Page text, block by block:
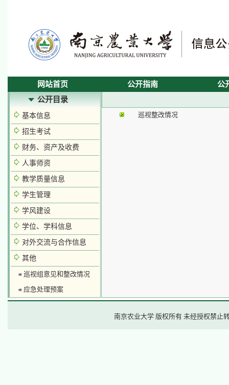
网站首页 公开指南
公
公开目录
基本信息
招生考试
财务、资产及收费
人事师资
教学质量信息
学生管理
学风建设
学位、学科信息
对外交流与合作信息
其他
巡视组意见和整改情况
应急处理预案
巡视整改情况
南京农业大学 版权所有 未经授权禁